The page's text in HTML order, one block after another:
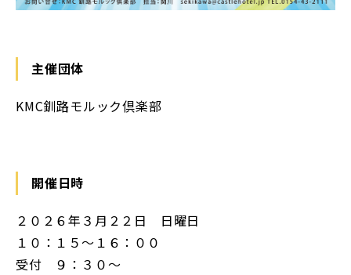
主催団体
KMC釧路モルック倶楽部
開催日時
２０２６年３月２２日 日曜日
１０：１５～１６：００
受付 ９：３０～